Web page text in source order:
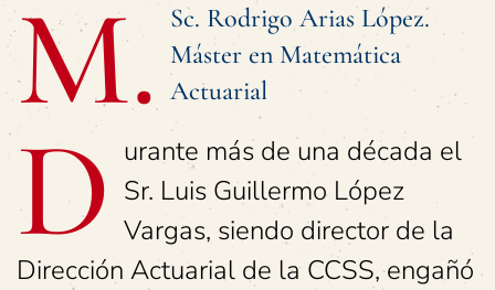
M.
Sc. Rodrigo Arias López.
Máster en Matemática
Actuarial
D urante más de una década el
Sr. Luis Guillermo López
Vargas, siendo director de la
Dirección Actuarial de la CCSS, engañó